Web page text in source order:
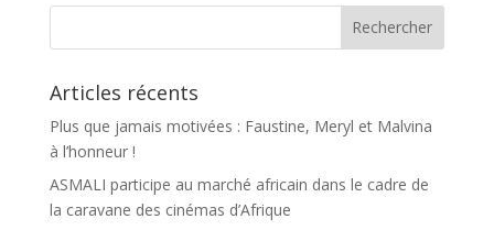
Articles récents
Plus que jamais motivées : Faustine, Meryl et Malvina
à l’honneur !
ASMALI participe au marché africain dans le cadre de
la caravane des cinémas d’Afrique